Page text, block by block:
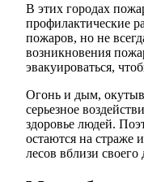
В этих городах
профилактические
пожаров, но не
возникновения
эвакуироваться,
Огонь и дым,
серьезное
здоровье людей.
остаются на страже
лесов вблизи своего